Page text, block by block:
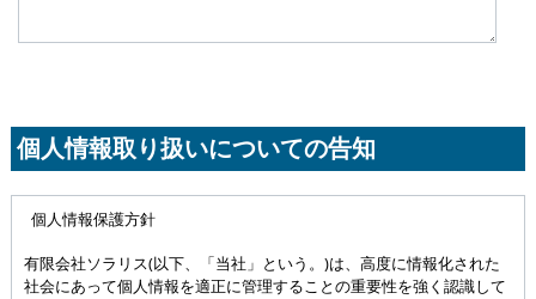
個人情報取り扱いについての告知